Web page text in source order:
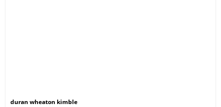
duran wheaton kimble